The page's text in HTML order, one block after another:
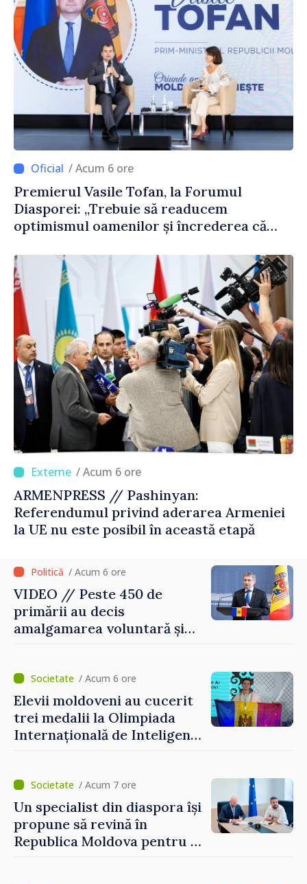
/ Acum 6 ore
Premierul Vasile Tofan, la Forumul
Diasporei: „Trebuie să readucem
optimismul oamenilor și încrederea că
corectă”
/ Acum 6 ore
ARMENPRESS // Pashinyan:
Referendumul privind aderarea Armeniei
la UE nu este posibil în această etapă
/ Acum 6 ore
VIDEO // Peste 450 de
primării au decis
amalgamarea voluntară și
Grosu: „Este important să
depășim blocajele și să dăm o
șansă localităților să se
dezvolte”
/ Acum 6 ore
Elevii moldoveni au cucerit
trei medalii la Olimpiada
Internațională de Inteligență
/ Acum 7 ore
Un specialist din diaspora își
propune să revină în
Republica Moldova pentru a